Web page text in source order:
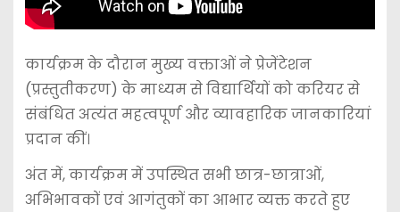
कार्यक्रम के दौरान मुख्य वक्ताओं ने प्रेजेंटेशन
(प्रस्तुतीकरण) के माध्यम से विद्यार्थियों को करियर से
संबंधित अत्यंत महत्वपूर्ण और व्यावहारिक जानकारियां
प्रदान कीं।
अंत में, कार्यक्रम में उपस्थित सभी छात्र-छात्राओं,
अभिभावकों एवं आगंतुकों का आभार व्यक्त करते हुए